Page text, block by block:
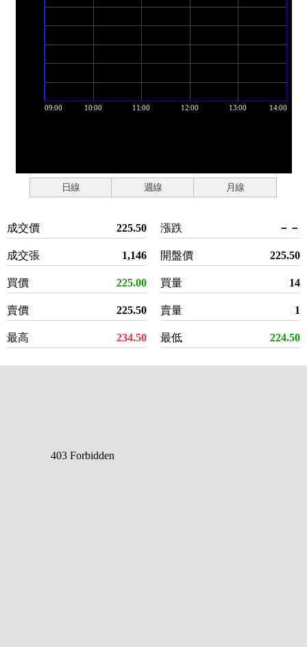
日線 週線 月線
成交價 225.50
成交張 1,146
買價 225.00
賣價 225.50
最高 234.50
漲跌 －－
開盤價 225.50
買量 14
賣量 1
最低 224.50